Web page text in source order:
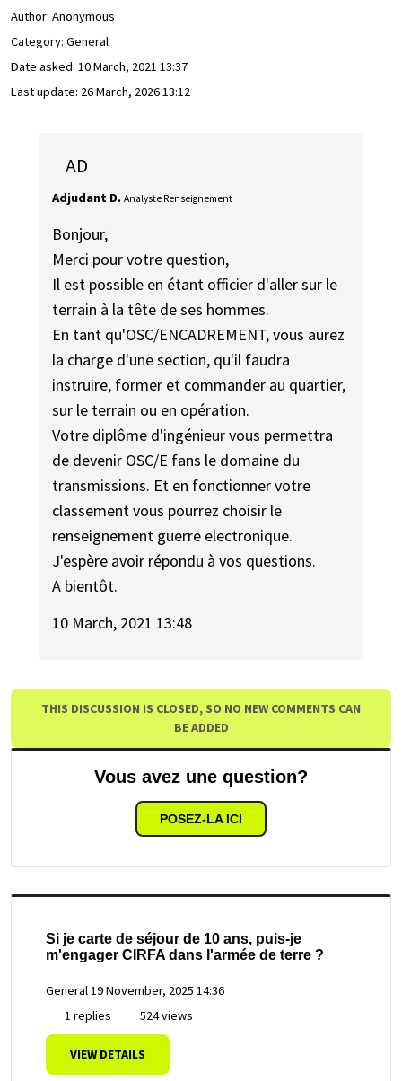
Author: Anonymous
Category: General
Date asked: 10 March, 2021 13:37
Last update: 26 March, 2026 13:12
AD
Adjudant D. Analyste Renseignement
Bonjour,
Merci pour votre question,
Il est possible en étant officier d'aller sur le
terrain à la tête de ses hommes.
En tant qu'OSC/ENCADREMENT, vous aurez
la charge d'une section, qu'il faudra
instruire, former et commander au quartier,
sur le terrain ou en opération.
Votre diplôme d'ingénieur vous permettra
de devenir OSC/E fans le domaine du
transmissions. Et en fonctionner votre
classement vous pourrez choisir le
renseignement guerre electronique.
J'espère avoir répondu à vos questions.
A bientôt.
10 March, 2021 13:48
THIS DISCUSSION IS CLOSED, SO NO NEW COMMENTS CAN
BE ADDED
Vous avez une question?
POSEZ-LA ICI
Si je carte de séjour de 10 ans, puis-je
m'engager CIRFA dans l'armée de terre ?
General19 November, 2025 14:36
1 replies
524 views
VIEW DETAILS